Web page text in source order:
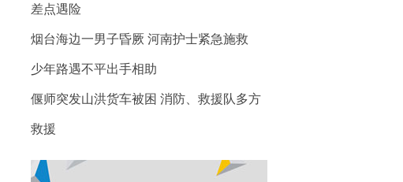
差点遇险
烟台海边一男子昏厥 河南护士紧急施救
少年路遇不平出手相助
偃师突发山洪货车被困 消防、救援队多方
救援